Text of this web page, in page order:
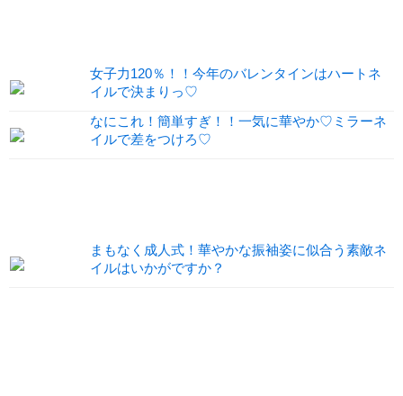
女子力120％！！今年のバレンタインはハートネ
イルで決まりっ♡
なにこれ！簡単すぎ！！一気に華やか♡ミラーネ
イルで差をつけろ♡
まもなく成人式！華やかな振袖姿に似合う素敵ネ
イルはいかがですか？